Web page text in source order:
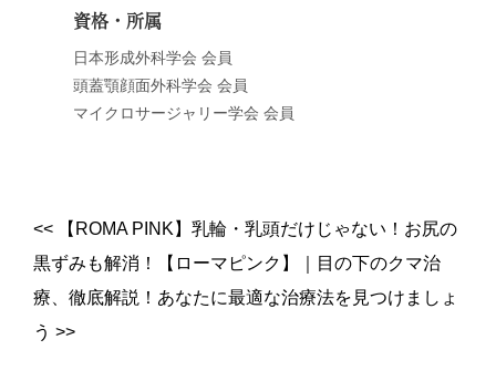
資格・所属
日本形成外科学会 会員
頭蓋顎顔面外科学会 会員
マイクロサージャリー学会 会員
<<【ROMA PINK】乳輪・乳頭だけじゃない！お尻の
黒ずみも解消！【ローマピンク】
目の下のクマ治
療、徹底解説！あなたに最適な治療法を見つけましょ
う >>